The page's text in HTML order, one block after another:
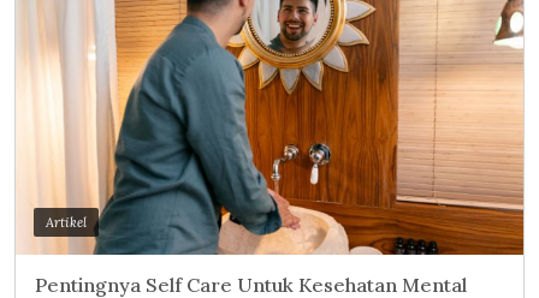
Artikel
Pentingnya Self Care Untuk Kesehatan Mental